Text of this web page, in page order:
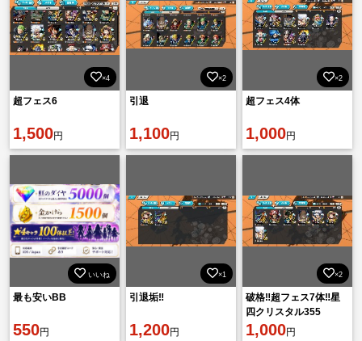
×4
超フェス6
1,500円
×2
引退
1,100円
×2
超フェス4体
1,000円
いいね
最も安いBB
550円
×1
引退垢‼️
1,200円
×2
破格‼️超フェス7体‼️星
四クリスタル355
1,000円